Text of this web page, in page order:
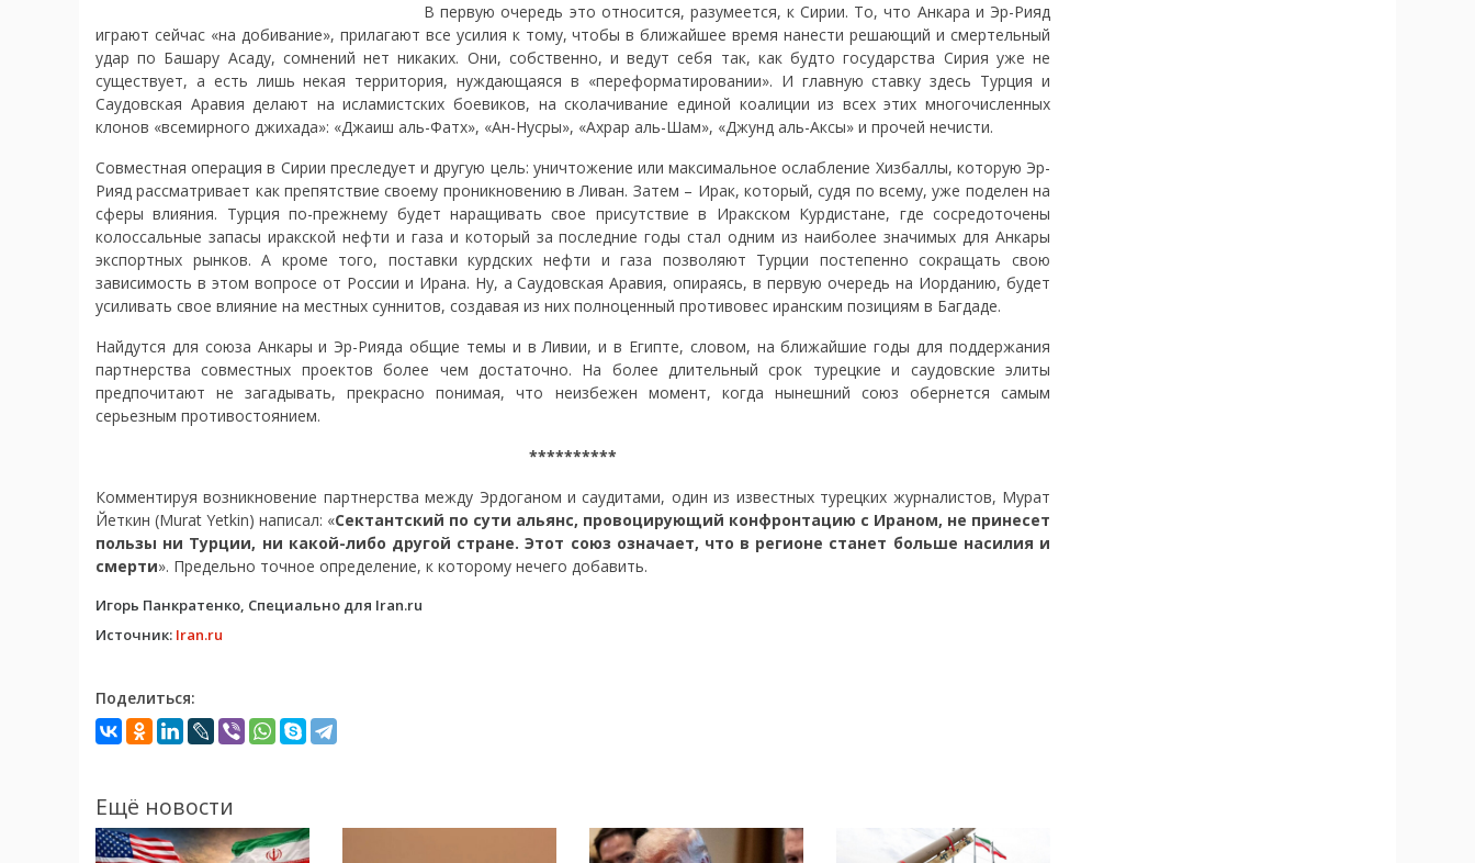
В первую очередь это относится, разумеется, к Сирии. То, что Анкара и Эр-Рияд
играют сейчас «на добивание», прилагают все усилия к тому, чтобы в ближайшее время нанести решающий и смертельный
удар по Башару Асаду, сомнений нет никаких. Они, собственно, и ведут себя так, как будто государства Сирия уже не
существует, а есть лишь некая территория, нуждающаяся в «переформатировании». И главную ставку здесь Турция и
Саудовская Аравия делают на исламистских боевиков, на сколачивание единой коалиции из всех этих многочисленных
клонов «всемирного джихада»: «Джаиш аль-Фатх», «Ан-Нусры», «Ахрар аль-Шам», «Джунд аль-Аксы» и прочей нечисти.
Совместная операция в Сирии преследует и другую цель: уничтожение или максимальное ослабление Хизбаллы, которую Эр-
Рияд рассматривает как препятствие своему проникновению в Ливан. Затем – Ирак, который, судя по всему, уже поделен на
сферы влияния. Турция по-прежнему будет наращивать свое присутствие в Иракском Курдистане, где сосредоточены
колоссальные запасы иракской нефти и газа и который за последние годы стал одним из наиболее значимых для Анкары
экспортных рынков. А кроме того, поставки курдских нефти и газа позволяют Турции постепенно сокращать свою
зависимость в этом вопросе от России и Ирана. Ну, а Саудовская Аравия, опираясь, в первую очередь на Иорданию, будет
усиливать свое влияние на местных суннитов, создавая из них полноценный противовес иранским позициям в Багдаде.
Найдутся для союза Анкары и Эр-Рияда общие темы и в Ливии, и в Египте, словом, на ближайшие годы для поддержания
партнерства совместных проектов более чем достаточно. На более длительный срок турецкие и саудовские элиты
предпочитают не загадывать, прекрасно понимая, что неизбежен момент, когда нынешний союз обернется самым
серьезным противостоянием.
**********
Комментируя возникновение партнерства между Эрдоганом и саудитами, один из известных турецких журналистов, Мурат
Йеткин (Murat Yetkin) написал: «Сектантский по сути альянс, провоцирующий конфронтацию с Ираном, не принесет
пользы ни Турции, ни какой-либо другой стране. Этот союз означает, что в регионе станет больше насилия и
смерти». Предельно точное определение, к которому нечего добавить.
Игорь Панкратенко, Специально для Iran.ru
Источник: Iran.ru
Поделиться:
Ещё новости